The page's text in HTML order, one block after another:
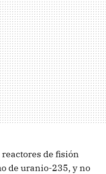
de fisión
de uranio-235, y no